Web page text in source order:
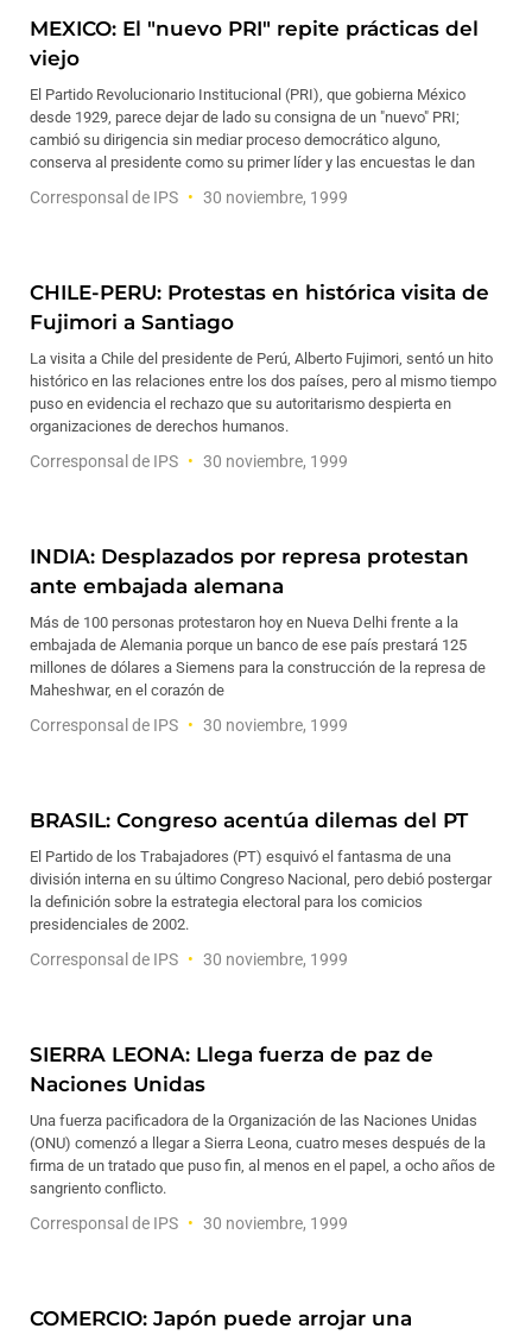
MEXICO: El "nuevo PRI" repite prácticas del
viejo
El Partido Revolucionario Institucional (PRI), que gobierna México
desde 1929, parece dejar de lado su consigna de un "nuevo" PRI;
cambió su dirigencia sin mediar proceso democrático alguno,
conserva al presidente como su primer líder y las encuestas le dan
Corresponsal de IPS 30 noviembre, 1999
CHILE-PERU: Protestas en histórica visita de
Fujimori a Santiago
La visita a Chile del presidente de Perú, Alberto Fujimori, sentó un hito
histórico en las relaciones entre los dos países, pero al mismo tiempo
puso en evidencia el rechazo que su autoritarismo despierta en
organizaciones de derechos humanos.
Corresponsal de IPS 30 noviembre, 1999
INDIA: Desplazados por represa protestan
ante embajada alemana
Más de 100 personas protestaron hoy en Nueva Delhi frente a la
embajada de Alemania porque un banco de ese país prestará 125
millones de dólares a Siemens para la construcción de la represa de
Maheshwar, en el corazón de
Corresponsal de IPS 30 noviembre, 1999
BRASIL: Congreso acentúa dilemas del PT
El Partido de los Trabajadores (PT) esquivó el fantasma de una
división interna en su último Congreso Nacional, pero debió postergar
la definición sobre la estrategia electoral para los comicios
presidenciales de 2002.
Corresponsal de IPS 30 noviembre, 1999
SIERRA LEONA: Llega fuerza de paz de
Naciones Unidas
Una fuerza pacificadora de la Organización de las Naciones Unidas
(ONU) comenzó a llegar a Sierra Leona, cuatro meses después de la
firma de un tratado que puso fin, al menos en el papel, a ocho años de
sangriento conflicto.
Corresponsal de IPS 30 noviembre, 1999
COMERCIO: Japón puede arrojar una